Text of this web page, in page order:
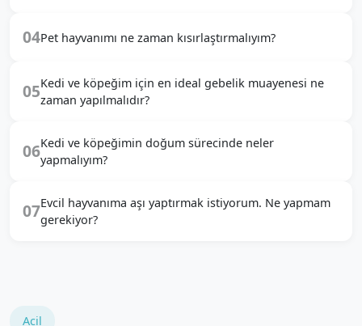
04Pet hayvanımı ne zaman kısırlaştırmalıyım?
05Kedi ve köpeğim için en ideal gebelik muayenesi ne
zaman yapılmalıdır?
06Kedi ve köpeğimin doğum sürecinde neler
yapmalıyım?
07Evcil hayvanıma aşı yaptırmak istiyorum. Ne yapmam
gerekiyor?
Acil